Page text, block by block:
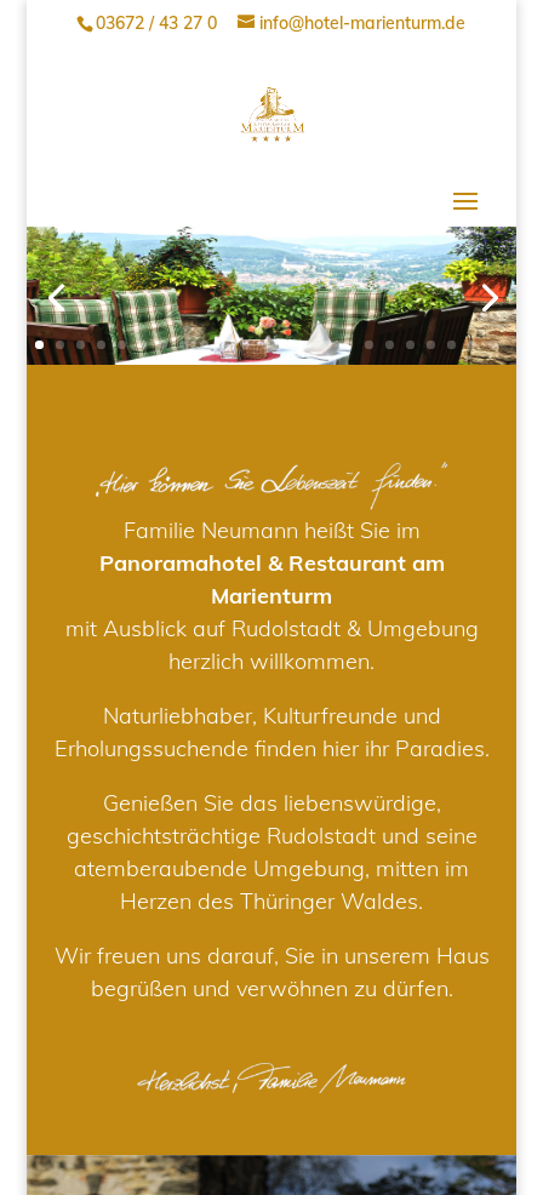
03672 / 43 27 0 info@hotel-marienturm.de
Familie Neumann heißt Sie im
Panoramahotel & Restaurant am
Marienturm
mit Ausblick auf Rudolstadt & Umgebung
herzlich willkommen.
Naturliebhaber, Kulturfreunde und
Erholungssuchende finden hier ihr Paradies.
Genießen Sie das liebenswürdige,
geschichtsträchtige Rudolstadt und seine
atemberaubende Umgebung, mitten im
Herzen des Thüringer Waldes.
Wir freuen uns darauf, Sie in unserem Haus
begrüßen und verwöhnen zu dürfen.